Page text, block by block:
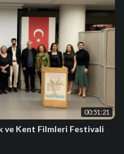
00:51:21
ve Kent Filmleri Festivali